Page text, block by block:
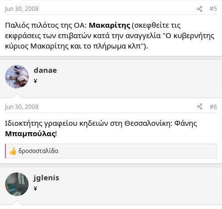
Jun 30, 2008 #5
Παλιός πιλότος της ΟΑ: Μακαρίτης(σκεφθείτε τις
εκφράσεις των επιβατών κατά την αναγγελία "Ο κυβερνήτης
κύριος Μακαρίτης και το πλήρωμα κλπ").
danae
¥
Jun 30, 2008 #6
Ιδιοκτήτης γραφείου κηδειών στη Θεσσαλονίκη: Φάνης
Μπαμπούλας!
R
e
c
t
i
δροσοσταλίδα
jglenis
¥